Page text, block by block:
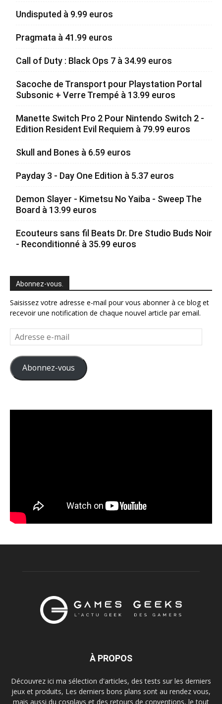
Undisputed à 9.99 euros
Pragmata à 41.99 euros
Call of Duty : Black Ops 7 à 34.99 euros
Sacoche de Transport pour Playstation Portal
Subsonic + Verre Trempé à 13.99 euros
Manette Switch Pro 2 Pour Nintendo Switch 2 -
Edition Resident Evil Requiem à 79.99 euros
Skull and Bones à 6.59 euros
Payday 3 - Day One Edition à 5.37 euros
Demon Slayer - Kimetsu No Yaiba - Sweep The
Board à 13.99 euros
Ecouteurs sans fil Beats Dr. Dre Studio Buds Noir
- Reconditionné à 35.99 euros
Abonnez-vous.
Saisissez votre adresse e-mail pour vous abonner à ce blog et
recevoir une notification de chaque nouvel article par email.
Adresse
e-
mail
Abonnez-vous
À PROPOS
Découvrez ici ma sélection d'articles, des tests sur les derniers
jeux et produits, Les derniers bons plans sont au rendez vous,
mais aussi du cosplays et des retours de conventions, le tout